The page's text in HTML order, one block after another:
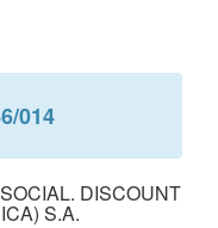
014
DISCOUNT
S.A.